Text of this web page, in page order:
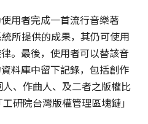
用者完成一首流行音樂著
所提供的成果，其仍可使用
。最後，使用者可以替該音
料庫中留下記錄，包括創作
、作曲人、及二者之版權比
研院台灣版權管理區塊鏈」